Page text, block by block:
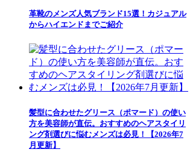
革靴のメンズ人気ブランド15選！カジュアル
からハイエンドまでご紹介
髪型に合わせたグリース（ポマード）の使い
方を美容師が直伝。おすすめのヘアスタイリ
ング剤選びに悩むメンズは必見！【2026年7
月更新】